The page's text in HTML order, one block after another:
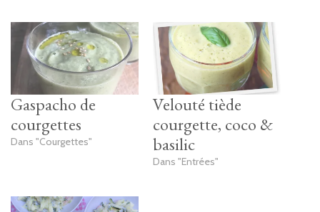
Gaspacho de
courgettes
Dans "Courgettes"
Velouté tiède
courgette, coco &
basilic
Dans "Entrées"